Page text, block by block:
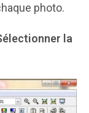
photo.
la